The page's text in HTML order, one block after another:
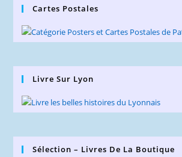
Cartes Postales
Livre Sur Lyon
Sélection – Livres De La Boutique